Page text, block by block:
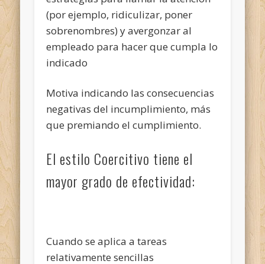
(por ejemplo, ridiculizar, poner
sobrenombres) y avergonzar al
empleado para hacer que cumpla lo
indicado
Motiva indicando las consecuencias
negativas del incumplimiento, más
que premiando el cumplimiento.
El estilo Coercitivo tiene el
mayor grado de efectividad:
Cuando se aplica a tareas
relativamente sencillas